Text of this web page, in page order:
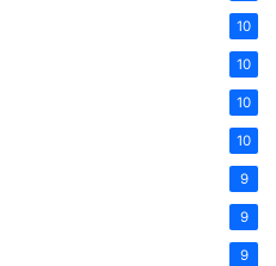
10
10
10
10
9
9
9